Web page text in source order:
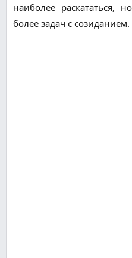
наиболее
более задач с созиданием.